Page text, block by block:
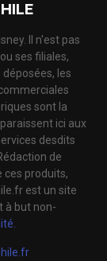
Il n'est pas
ses filiales,
les
sont la
ici aux
desdits
de
ces produits,
est un site
à but non-